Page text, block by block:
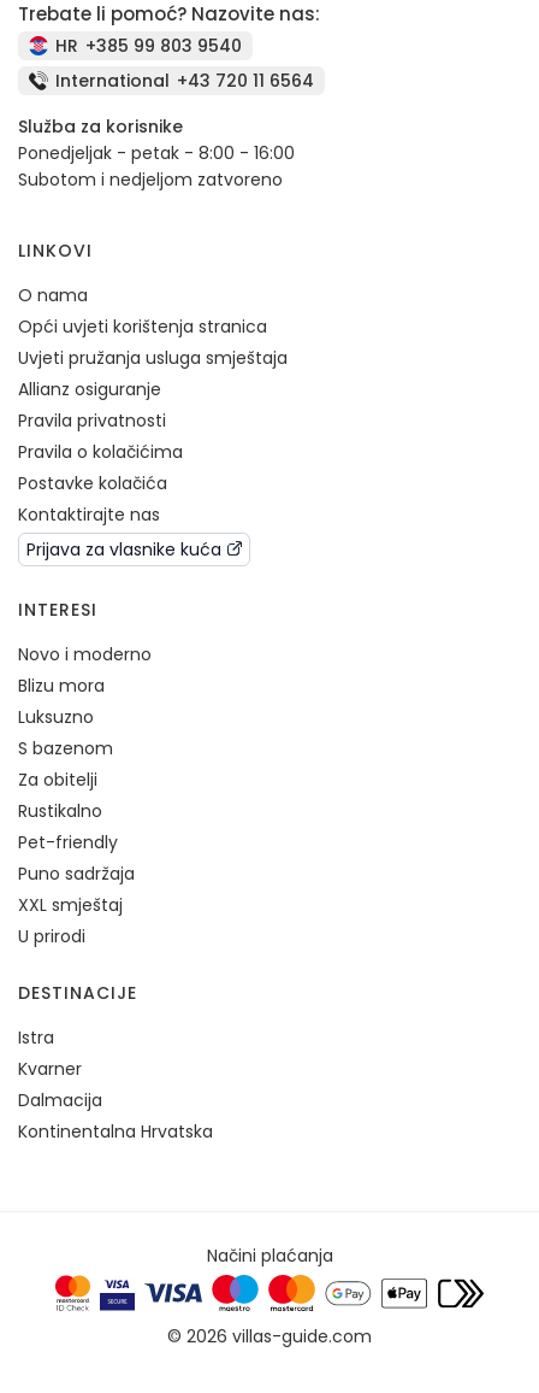
Trebate li pomoć? Nazovite nas:
HR +385 99 803 9540
International +43 720 11 6564
Služba za korisnike
Ponedjeljak - petak - 8:00 - 16:00
Subotom i nedjeljom zatvoreno
LINKOVI
O nama
Opći uvjeti korištenja stranica
Uvjeti pružanja usluga smještaja
Allianz osiguranje
Pravila privatnosti
Pravila o kolačićima
Postavke kolačića
Kontaktirajte nas
Prijava za vlasnike kuća
INTERESI
Novo i moderno
Blizu mora
Luksuzno
S bazenom
Za obitelji
Rustikalno
Pet-friendly
Puno sadržaja
XXL smještaj
U prirodi
DESTINACIJE
Istra
Kvarner
Dalmacija
Kontinentalna Hrvatska
Načini plaćanja
© 2026 villas-guide.com